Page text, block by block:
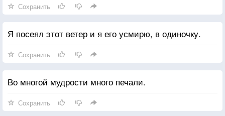
Сохранить
Я посеял этот ветер и я его усмирю, в одиночку.
Сохранить
Во многой мудрости много печали.
Сохранить